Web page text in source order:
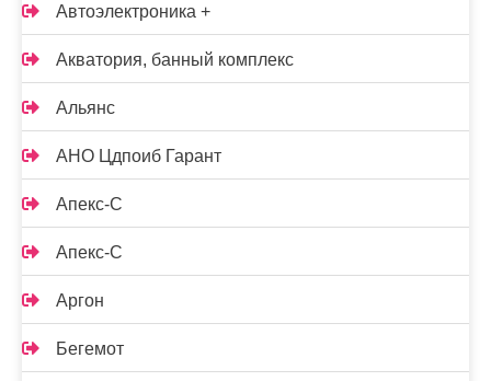
Автоэлектроника +
Акватория, банный комплекс
Альянс
АНО Цдпоиб Гарант
Апекс-С
Апекс-С
Аргон
Бегемот